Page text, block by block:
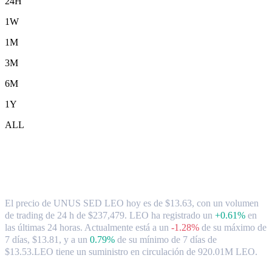
1W
1M
3M
6M
1Y
ALL
El precio de UNUS SED LEO hoy es de $13.63, con un volumen
de trading de 24 h de $237,479. LEO ha registrado un +0.61% en
las últimas 24 horas. Actualmente está a un -1.28% de su máximo de
7 días, $13.81, y a un 0.79% de su mínimo de 7 días de
$13.53.LEO tiene un suministro en circulación de 920.01M LEO.